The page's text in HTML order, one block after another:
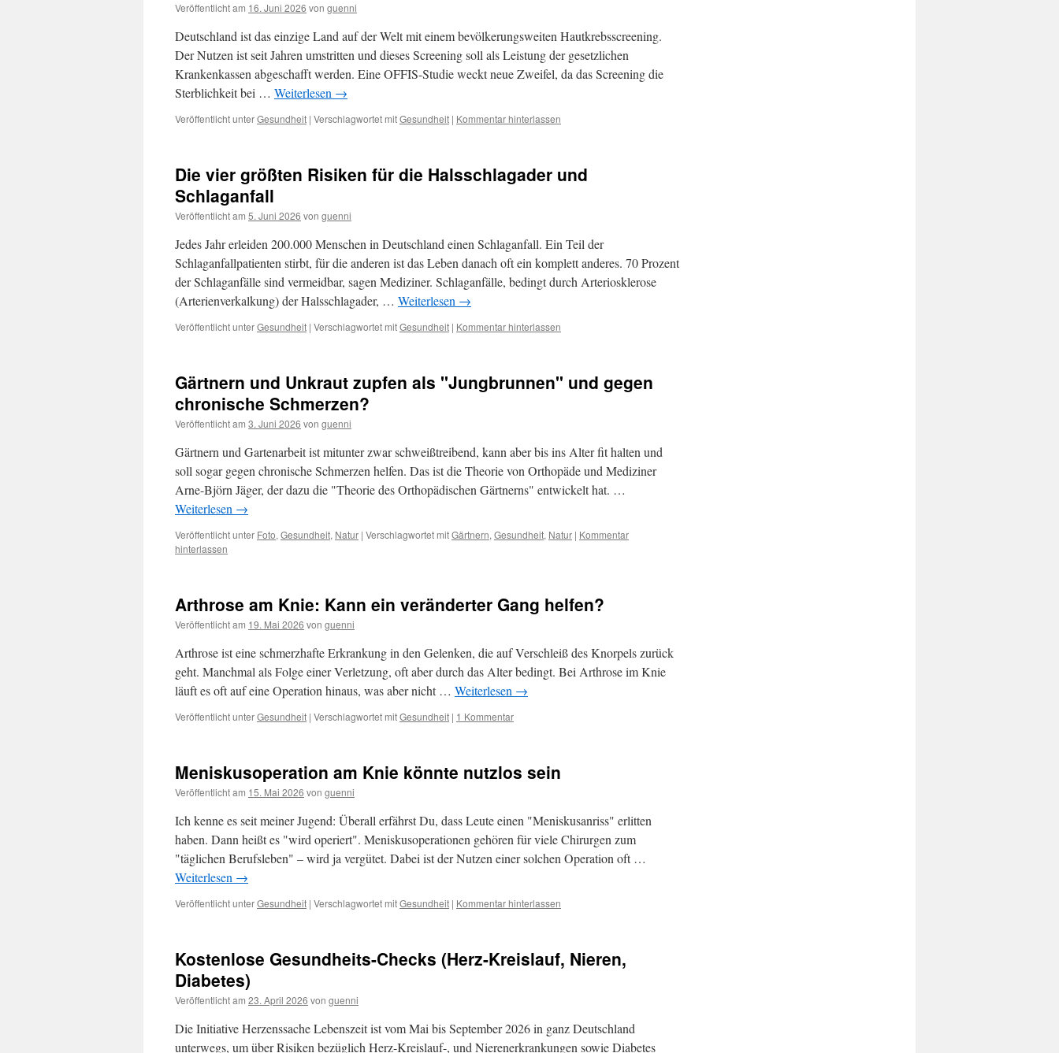
Veröffentlicht am 16. Juni 2026 von guenni
Deutschland ist das einzige Land auf der Welt mit einem bevölkerungsweiten Hautkrebsscreening.
Der Nutzen ist seit Jahren umstritten und dieses Screening soll als Leistung der gesetzlichen
Krankenkassen abgeschafft werden. Eine OFFIS-Studie weckt neue Zweifel, da das Screening die
Sterblichkeit bei … Weiterlesen →
Veröffentlicht unterGesundheit | Verschlagwortet mitGesundheit | Kommentar hinterlassen
Die vier größten Risiken für die Halsschlagader und
Schlaganfall
Veröffentlicht am 5. Juni 2026 von guenni
Jedes Jahr erleiden 200.000 Menschen in Deutschland einen Schlaganfall. Ein Teil der
Schlaganfallpatienten stirbt, für die anderen ist das Leben danach oft ein komplett anderes. 70 Prozent
der Schlaganfälle sind vermeidbar, sagen Mediziner. Schlaganfälle, bedingt durch Arteriosklerose
(Arterienverkalkung) der Halsschlagader, … Weiterlesen →
Veröffentlicht unterGesundheit | Verschlagwortet mitGesundheit | Kommentar hinterlassen
Gärtnern und Unkraut zupfen als "Jungbrunnen" und gegen
chronische Schmerzen?
Veröffentlicht am 3. Juni 2026 von guenni
Gärtnern und Gartenarbeit ist mitunter zwar schweißtreibend, kann aber bis ins Alter fit halten und
soll sogar gegen chronische Schmerzen helfen. Das ist die Theorie von Orthopäde und Mediziner
Arne-Björn Jäger, der dazu die "Theorie des Orthopädischen Gärtnerns" entwickelt hat. …
Weiterlesen →
Veröffentlicht unter Foto, Gesundheit, Natur | Verschlagwortet mitGärtnern, Gesundheit, Natur | Kommentar
hinterlassen
Arthrose am Knie: Kann ein veränderter Gang helfen?
Veröffentlicht am 19. Mai 2026 von guenni
Arthrose ist eine schmerzhafte Erkrankung in den Gelenken, die auf Verschleiß des Knorpels zurück
geht. Manchmal als Folge einer Verletzung, oft aber durch das Alter bedingt. Bei Arthrose im Knie
läuft es oft auf eine Operation hinaus, was aber nicht … Weiterlesen →
Veröffentlicht unterGesundheit | Verschlagwortet mitGesundheit | 1 Kommentar
Meniskusoperation am Knie könnte nutzlos sein
Veröffentlicht am 15. Mai 2026 von guenni
Ich kenne es seit meiner Jugend: Überall erfährst Du, dass Leute einen "Meniskusanriss" erlitten
haben. Dann heißt es "wird operiert". Meniskusoperationen gehören für viele Chirurgen zum
"täglichen Berufsleben" – wird ja vergütet. Dabei ist der Nutzen einer solchen Operation oft …
Weiterlesen →
Veröffentlicht unterGesundheit | Verschlagwortet mitGesundheit | Kommentar hinterlassen
Kostenlose Gesundheits-Checks (Herz-Kreislauf, Nieren,
Diabetes)
Veröffentlicht am 23. April 2026 von guenni
Die Initiative Herzenssache Lebenszeit ist vom Mai bis September 2026 in ganz Deutschland
unterwegs, um über Risiken bezüglich Herz-Kreislauf-, und Nierenerkrankungen sowie Diabetes